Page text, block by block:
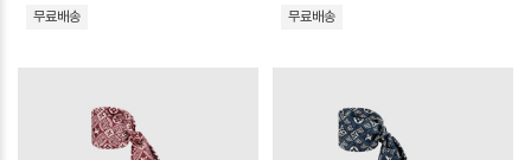
무료배송 무료배송